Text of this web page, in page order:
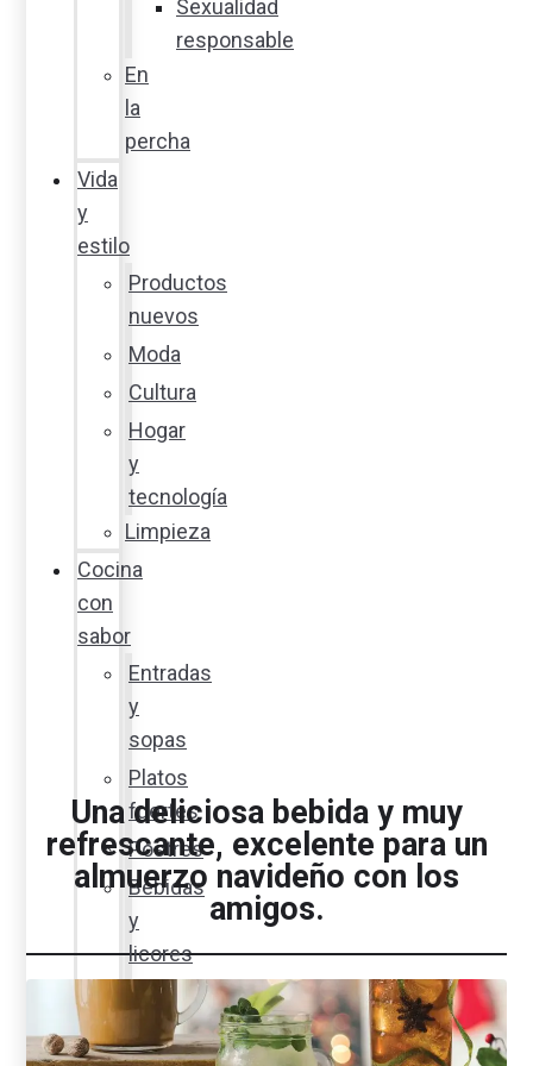
Sexualidad
responsable
En
la
percha
Vida
y
estilo
Productos
nuevos
Moda
Cultura
Hogar
y
tecnología
Limpieza
Cocina
con
sabor
Entradas
y
sopas
Platos
fuertes
Postres
Bebidas
y
licores
Cocina
ecuatoriana
Una deliciosa bebida y muy
refrescante, excelente para un
almuerzo navideño con los
amigos.